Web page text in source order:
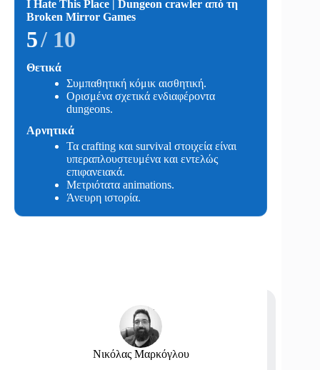
I Hate This Place | Dungeon crawler από τη
Broken Mirror Games
5/ 10
Θετικά
Συμπαθητική κόμικ αισθητική.
Ορισμένα σχετικά ενδιαφέροντα
dungeons.
Αρνητικά
Τα crafting και survival στοιχεία είναι
υπεραπλουστευμένα και εντελώς
επιφανειακά.
Μετριότατα animations.
Άνευρη ιστορία.
Νικόλας Μαρκόγλου